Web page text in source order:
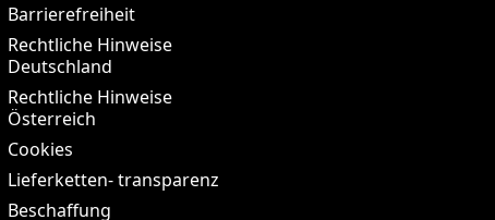
Barrierefreiheit
Rechtliche Hinweise
Deutschland
Rechtliche Hinweise
Österreich
Cookies
Lieferketten- transparenz
Beschaffung